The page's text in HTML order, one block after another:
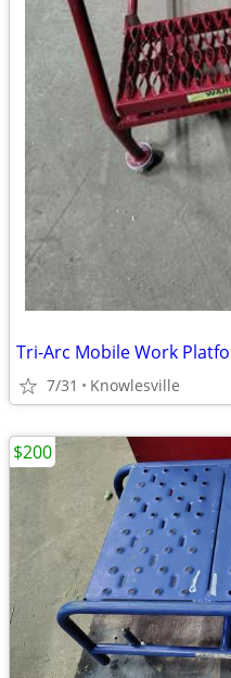
Tri-Arc Mobile Work
7/31 Knowlesville
$200